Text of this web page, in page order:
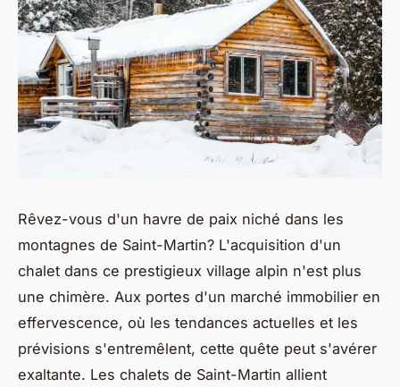
Rêvez-vous d'un havre de paix niché dans les
montagnes de Saint-Martin? L'acquisition d'un
chalet dans ce prestigieux village alpin n'est plus
une chimère. Aux portes d'un marché immobilier en
effervescence, où les tendances actuelles et les
prévisions s'entremêlent, cette quête peut s'avérer
exaltante. Les chalets de Saint-Martin allient